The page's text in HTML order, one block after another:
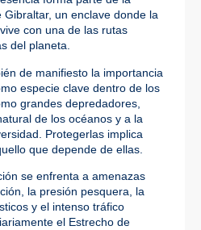
Gibraltar, un enclave donde la
con una de las rutas
del planeta.
de manifiesto la importancia
especie clave dentro de los
grandes depredadores,
de los océanos y a la
Protegerlas implica
que depende de ellas.
se enfrenta a amenazas
la presión pesquera, la
y el intenso tráfico
el Estrecho de